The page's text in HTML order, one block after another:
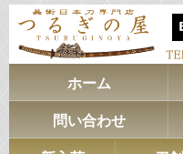
ホーム
問い合わせ